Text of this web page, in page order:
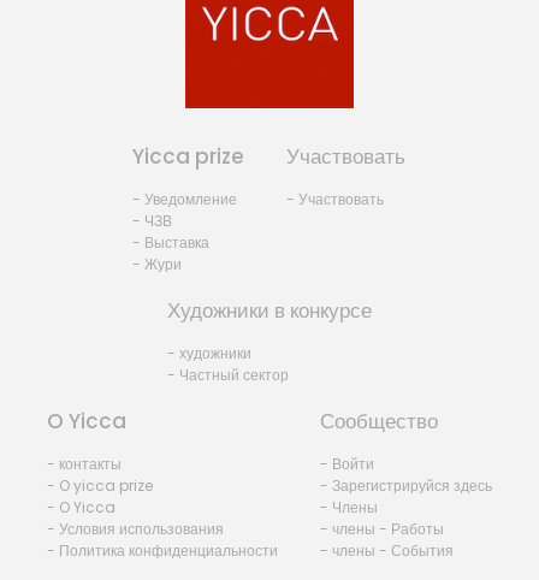
Yicca prize
- Уведомление
- ЧЗВ
- Выставка
- Жури
Участвовать
- Участвовать
Художники в конкурсе
- художники
- Частный сектор
O Yicca
- контакты
- O yicca prize
- O Yicca
- Условия использования
- Политика конфиденциальности
Сообщество
- Войти
- Зарегистрируйся здесь
- Члены
- члены - Работы
- члены - События